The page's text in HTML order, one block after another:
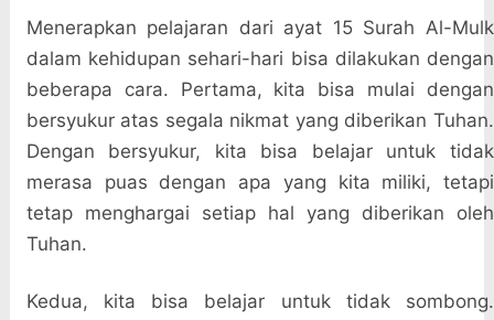
Menerapkan pelajaran dari ayat 15 Surah Al-Mulk
dalam kehidupan sehari-hari bisa dilakukan dengan
beberapa cara. Pertama, kita bisa mulai dengan
bersyukur atas segala nikmat yang diberikan Tuhan.
Dengan bersyukur, kita bisa belajar untuk tidak
merasa puas dengan apa yang kita miliki, tetapi
tetap menghargai setiap hal yang diberikan oleh
Tuhan.
Kedua, kita bisa belajar untuk tidak sombong.